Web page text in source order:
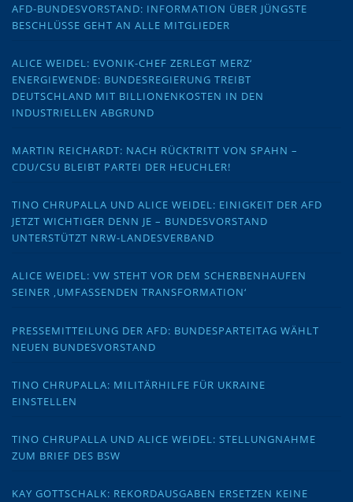
AFD-BUNDESVORSTAND: INFORMATION ÜBER JÜNGSTE
BESCHLÜSSE GEHT AN ALLE MITGLIEDER
ALICE WEIDEL: EVONIK-CHEF ZERLEGT MERZ‘
ENERGIEWENDE: BUNDESREGIERUNG TREIBT
DEUTSCHLAND MIT BILLIONENKOSTEN IN DEN
INDUSTRIELLEN ABGRUND
MARTIN REICHARDT: NACH RÜCKTRITT VON SPAHN –
CDU/CSU BLEIBT PARTEI DER HEUCHLER!
TINO CHRUPALLA UND ALICE WEIDEL: EINIGKEIT DER AFD
JETZT WICHTIGER DENN JE – BUNDESVORSTAND
UNTERSTÜTZT NRW-LANDESVERBAND
ALICE WEIDEL: VW STEHT VOR DEM SCHERBENHAUFEN
SEINER ‚UMFASSENDEN TRANSFORMATION‘
PRESSEMITTEILUNG DER AFD: BUNDESPARTEITAG WÄHLT
NEUEN BUNDESVORSTAND
TINO CHRUPALLA: MILITÄRHILFE FÜR UKRAINE
EINSTELLEN
TINO CHRUPALLA UND ALICE WEIDEL: STELLUNGNAHME
ZUM BRIEF DES BSW
KAY GOTTSCHALK: REKORDAUSGABEN ERSETZEN KEINE